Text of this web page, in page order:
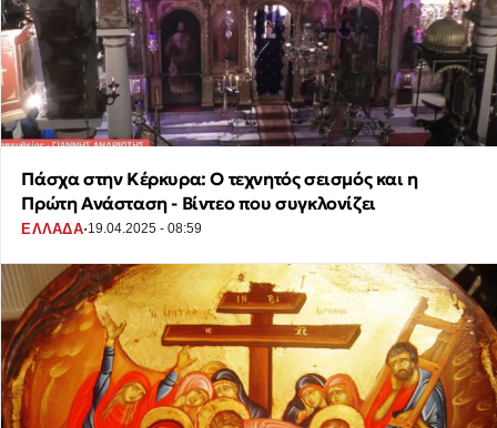
Πάσχα στην Κέρκυρα: Ο τεχνητός σεισμός και η
Πρώτη Ανάσταση - Βίντεο που συγκλονίζει
ΕΛΛΑΔΑ·19.04.2025 - 08:59